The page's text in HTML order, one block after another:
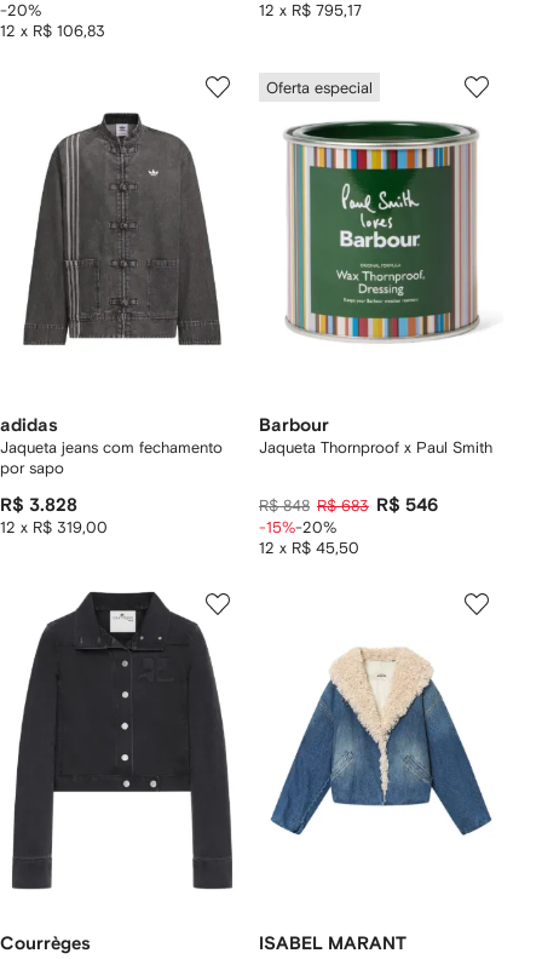
12 x R$ 106,83
-20% 12 x R$ 795,17
adidas
Jaqueta jeans com fechamento
por sapo
R$ 3.828
12 x R$ 319,00
Oferta especial
Barbour
Jaqueta Thornproof x Paul Smith
R$ 848 R$ 683 R$ 546
12 x R$ 45,50
-15%-20%
Courrèges ISABEL MARANT